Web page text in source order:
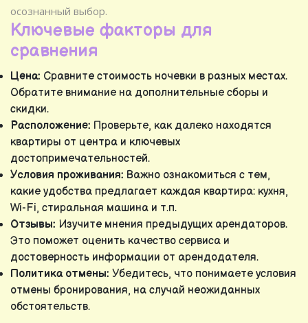
осознанный выбор.
Ключевые факторы для
сравнения
Цена: Сравните стоимость ночевки в разных местах.
Обратите внимание на дополнительные сборы и
скидки.
Расположение: Проверьте, как далеко находятся
квартиры от центра и ключевых
достопримечательностей.
Условия проживания: Важно ознакомиться с тем,
какие удобства предлагает каждая квартира: кухня,
Wi-Fi, стиральная машина и т.п.
Отзывы: Изучите мнения предыдущих арендаторов.
Это поможет оценить качество сервиса и
достоверность информации от арендодателя.
Политика отмены: Убедитесь, что понимаете условия
отмены бронирования, на случай неожиданных
обстоятельств.